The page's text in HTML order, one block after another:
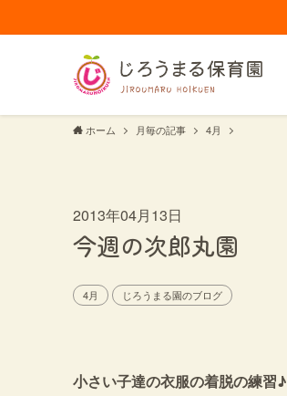
ホーム 月毎の記事 4月
2013年04月13日
今週の次郎丸園
4月 じろうまる園のブログ
小さい子達の衣服の着脱の練習♪